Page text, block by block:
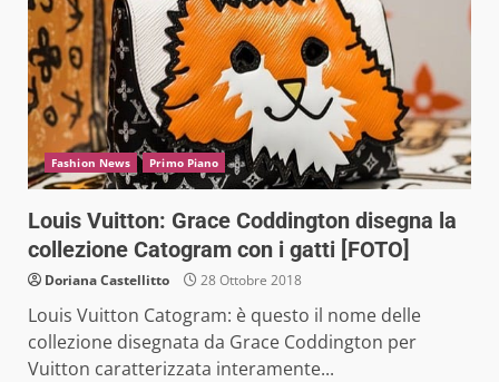
Fashion News Primo Piano
Louis Vuitton: Grace Coddington disegna la
collezione Catogram con i gatti [FOTO]
Doriana Castellitto 28 Ottobre 2018
Louis Vuitton Catogram: è questo il nome delle
collezione disegnata da Grace Coddington per
Vuitton caratterizzata interamente...